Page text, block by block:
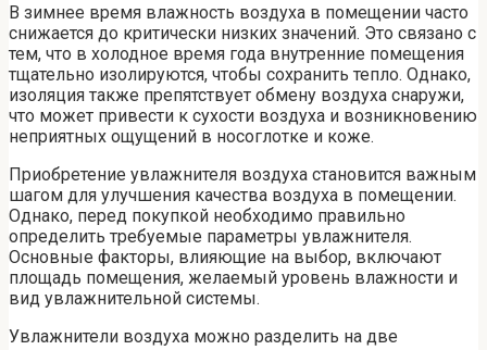
В зимнее время влажность воздуха в помещении часто
снижается до критически низких значений. Это связано с
тем, что в холодное время года внутренние помещения
тщательно изолируются, чтобы сохранить тепло. Однако,
изоляция также препятствует обмену воздуха снаружи,
что может привести к сухости воздуха и возникновению
неприятных ощущений в носоглотке и коже.
Приобретение увлажнителя воздуха становится важным
шагом для улучшения качества воздуха в помещении.
Однако, перед покупкой необходимо правильно
определить требуемые параметры увлажнителя.
Основные факторы, влияющие на выбор, включают
площадь помещения, желаемый уровень влажности и
вид увлажнительной системы.
Увлажнители воздуха можно разделить на две